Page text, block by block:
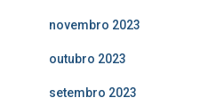
novembro 2023
outubro 2023
setembro 2023